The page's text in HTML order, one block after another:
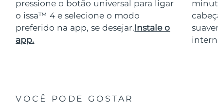
pressione o botão universal para ligar
o issa™ 4 e selecione o modo
preferido na app, se desejar.Instale o
app.
VOCÊ PODE GOSTAR